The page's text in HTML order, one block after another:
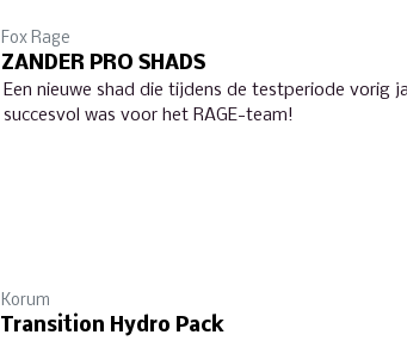
Fox Rage
ZANDER PRO SHADS
Een nieuwe shad die tijdens de testperiode vorig
succesvol was voor het RAGE-team!
Korum
Transition Hydro Pack